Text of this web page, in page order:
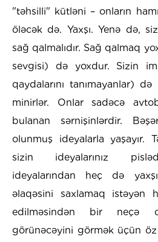
"təhsilli" kütləni – onların
öləcək də. Yaxşı. Yenə də,
sağ qalmalıdır. Sağ qalmaq
sevgisi) də yoxdur. Sizin
qaydalarını tanımayanlar)
minirlər. Onlar sadəcə
bulanan sərnişinlərdir.
olunmuş ideyalarla yaşayır.
sizin ideyalarınız
ideyalarından heç də
əlaqəsini saxlamaq istəyən
edilməsindən bir neçə
görünəcəyini görmək üçün